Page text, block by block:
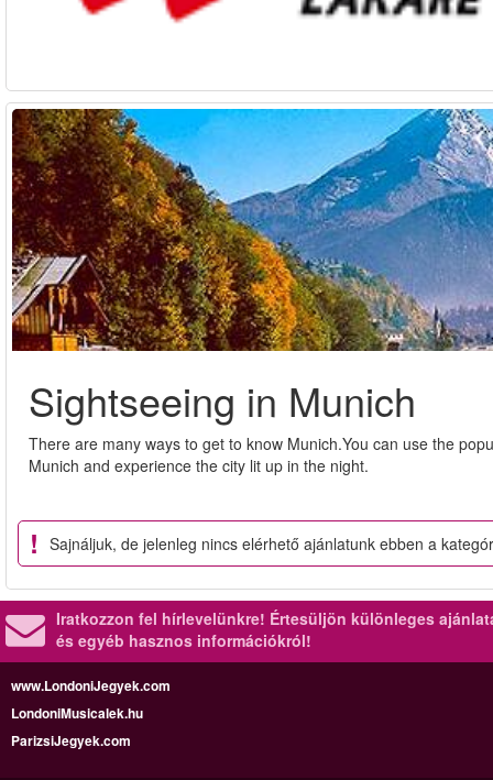
Sightseeing in Munich
There are many ways to get to know Munich.You can use the
Munich and experience the city lit up in the night.
Sajnáljuk, de jelenleg nincs elérhető ajánlatunk ebben a
Iratkozzon fel hírlevelünkre! Értesüljön különleges
és egyéb hasznos információkról!
www.LondoniJegyek.com
LondoniMusicalek.hu
ParizsiJegyek.com